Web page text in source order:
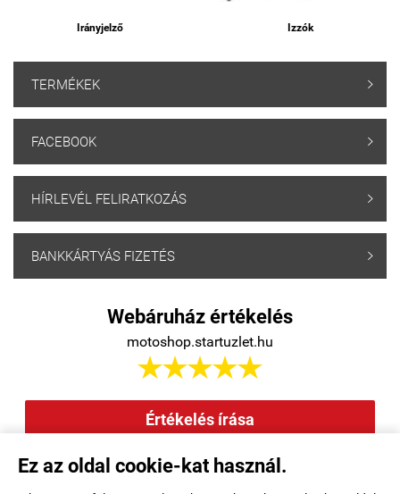
Ez az oldal cookie-kat használ.
Irányjelző Izzók
TERMÉKEK 
FACEBOOK 
HÍRLEVÉL FELIRATKOZÁS 
BANKKÁRTYÁS FIZETÉS 
Webáruház értékelés
motoshop.startuzlet.hu

Értékelés írása